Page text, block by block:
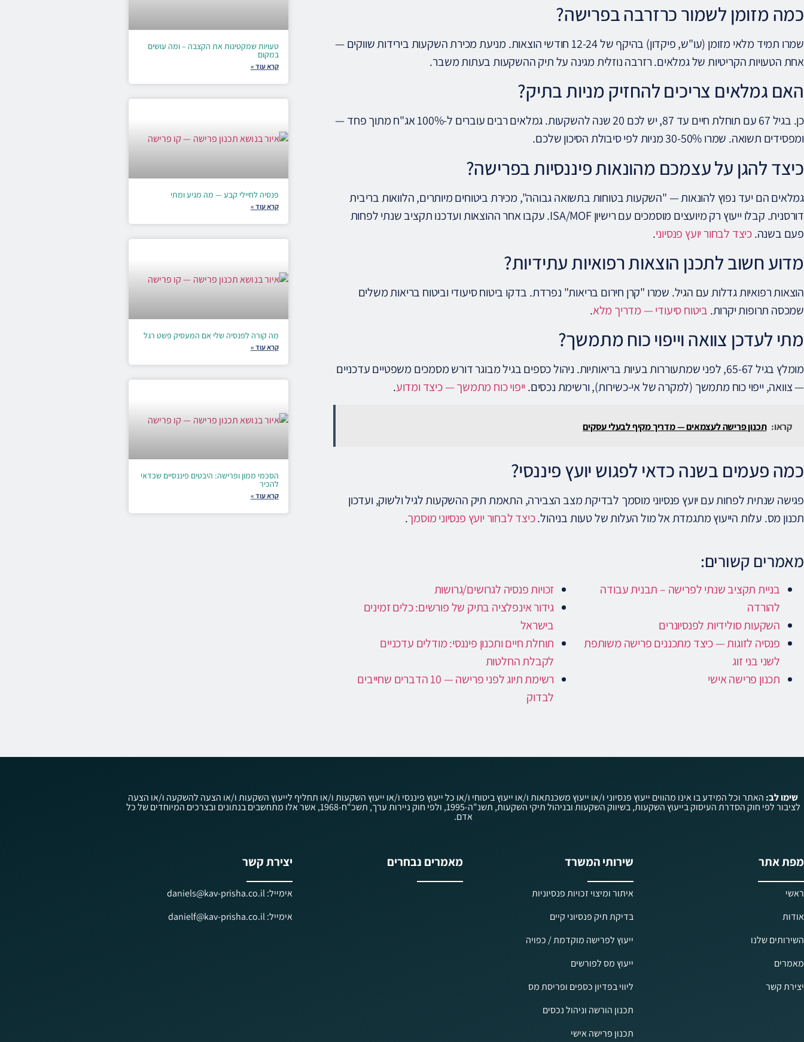
כמה מזומן לשמור כרזרבה בפרישה?
שמרו תמיד מלאי מזומן (עו"ש, פיקדון) בהיקף של 12-24 חודשי הוצאות. מניעת מכירת השקעות בירידות שווקים —
אחת הטעויות הקריטיות של גמלאים. רזרבה נוזלית מגינה על תיק ההשקעות בעתות משבר.
האם גמלאים צריכים להחזיק מניות בתיק?
כן. בגיל 67 עם תוחלת חיים עד 87, יש לכם 20 שנה להשקעות. גמלאים רבים עוברים ל-100% אג"ח מתוך פחד —
ומפסידים תשואה. שמרו 30-50% מניות לפי סיבולת הסיכון שלכם.
כיצד להגן על עצמכם מהונאות פיננסיות בפרישה?
גמלאים הם יעד נפוץ להונאות — "השקעות בטוחות בתשואה גבוהה", מכירת ביטוחים מיותרים, הלוואות בריבית
דורסנית. קבלו ייעוץ רק מיועצים מוסמכים עם רישיון ISA/MOF. עקבו אחר ההוצאות ועדכנו תקציב שנתי לפחות
פעם בשנה.כיצד לבחור יועץ פנסיוני.
מדוע חשוב לתכנן הוצאות רפואיות עתידיות?
הוצאות רפואיות גדלות עם הגיל. שמרו "קרן חירום בריאות" נפרדת. בדקו ביטוח סיעודי וביטוח בריאות משלים
שמכסה תרופות יקרות. ביטוח סיעודי — מדריך מלא.
מתי לעדכן צוואה וייפוי כוח מתמשך?
מומלץ בגיל 65-67, לפני שמתעוררות בעיות בריאותיות. ניהול כספים בגיל מבוגר דורש מסמכים משפטיים עדכניים
— צוואה, ייפוי כוח מתמשך (למקרה של אי-כשירות), ורשימת נכסים. ייפוי כוח מתמשך — כיצד ומדוע.
קראו: תכנון פרישה לעצמאים — מדריך מקיף לבעלי עסקים
כמה פעמים בשנה כדאי לפגוש יועץ פיננסי?
פגישה שנתית לפחות עם יועץ פנסיוני מוסמך לבדיקת מצב הצבירה, התאמת תיק ההשקעות לגיל ולשוק, ועדכון
תכנון מס. עלות הייעוץ מתגמדת אל מול העלות של טעות בניהול.כיצד לבחור יועץ פנסיוני מוסמך.
מאמרים קשורים:
בניית תקציב שנתי לפרישה – תבנית עבודה
להורדה
השקעות סולידיות לפנסיונרים
פנסיה לזוגות — כיצד מתכננים פרישה משותפת
לשני בני זוג
תכנון פרישה אישי
זכויות פנסיה לגרושים/גרושות
גידור אינפלציה בתיק של פורשים: כלים זמינים
בישראל
תוחלת חיים ותכנון פיננסי: מודלים עדכניים
לקבלת החלטות
רשימת תיוג לפני פרישה — 10 הדברים שחייבים
לבדוק
טעויות שמקטינות את הקצבה – ומה עושים
במקום
קרא עוד »
פנסיה לחיילי קבע — מה מגיע ומתי
קרא עוד »
מה קורה לפנסיה שלי אם המעסיק פשט רגל
קרא עוד »
הסכמי ממון ופרישה: היבטים פיננסיים שכדאי
להכיר
קרא עוד »
שימו לב: האתר וכל המידע בו אינו מהווים ייעוץ פנסיוני ו/או ייעוץ משכנתאות ו/או ייעוץ ביטוחי ו/או כל ייעוץ פיננסי ו/או ייעוץ השקעות ו/או תחליף לייעוץ השקעות ו/או הצעה להשקעה ו/או הצעה
לציבור לפי חוק הסדרת העיסוק בייעוץ השקעות, בשיווק השקעות ובניהול תיקי השקעות, תשנ"ה-1995, ולפי חוק ניירות ערך, תשכ"ח-1968, אשר אלו מתחשבים בנתונים ובצרכים המיוחדים של כל
אדם.
מפת אתר
ראשי
אודות
השירותים שלנו
מאמרים
יצירת קשר
שירותי המשרד
איתור ומיצוי זכויות פנסיוניות
בדיקת תיק פנסיוני קיים
ייעוץ לפרישה מוקדמת / כפויה
ייעוץ מס לפורשים
ליווי בפדיון כספים ופריסת מס
תכנון הורשה וניהול נכסים
תכנון פרישה אישי
מאמרים נבחרים יצירת קשר
אימייל: daniels@kav-prisha.co.il
אימייל: danielf@kav-prisha.co.il